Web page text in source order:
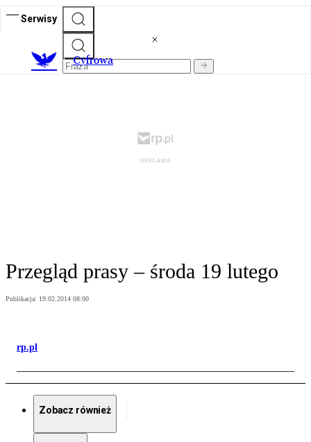
Serwisy
Cyfrowa
Przegląd prasy – środa 19 lutego
Publikacja: 19.02.2014 08:00
rp.pl
Zobacz również